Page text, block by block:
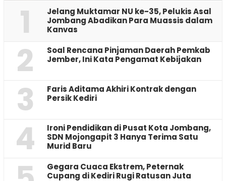
1
Jelang Muktamar NU ke-35, Pelukis Asal
Jombang Abadikan Para Muassis dalam
Kanvas
2
‎Soal Rencana Pinjaman Daerah Pemkab
Jember, Ini Kata Pengamat Kebijakan ‎
3
Faris Aditama Akhiri Kontrak dengan
Persik Kediri
4
Ironi Pendidikan di Pusat Kota Jombang,
SDN Mojongapit 3 Hanya Terima Satu
Murid Baru
‎Gegara Cuaca Ekstrem, Peternak
Cupang di Kediri Rugi Ratusan Juta